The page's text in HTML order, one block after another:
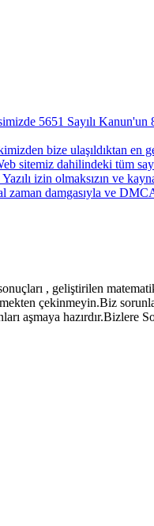
5651 Sayılı
bize ulaşıldıktan
sitemiz dahilindeki tüm
izin olmaksızın ve
damgasıyla ve
, geliştirilen
çekinmeyin.Biz
aşmaya